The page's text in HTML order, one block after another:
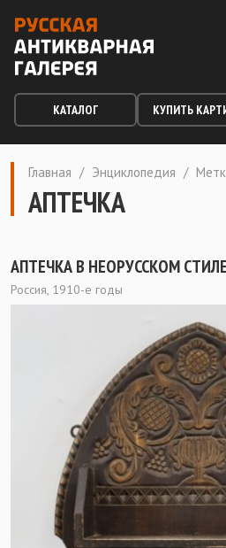
КАТАЛОГ КУПИТЬ
Главная / Энциклопедия /
АПТЕЧКА
АПТЕЧКА В НЕОРУССКОМ
Россия, 1910-е годы